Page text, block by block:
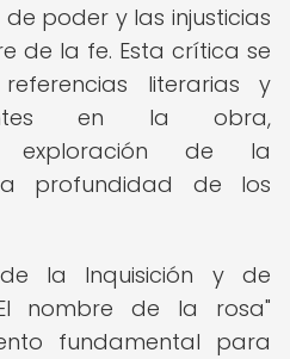
poder y las injusticias
de la fe. Esta crítica se
literarias y
en la obra,
exploración de la
profundidad de los
la Inquisición y de
nombre de la rosa"
fundamental para